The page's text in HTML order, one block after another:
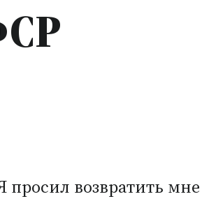
просил возвратить